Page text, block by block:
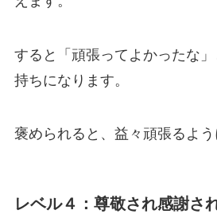
すると「頑張ってよかったな
持ちになります。
褒められると、益々頑張るよう
レベル４：尊敬され感謝さ